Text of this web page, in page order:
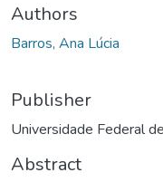
Authors
Barros, Ana Lúcia
Publisher
Universidade Federal
Abstract